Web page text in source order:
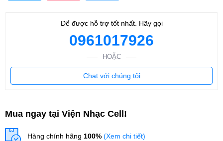
Để được hỗ trợ tốt nhất. Hãy gọi
0961017926
HOẶC
Chat với chúng tôi
Mua ngay tại Viện Nhạc Cell!
Hàng chính hãng 100% (Xem chi tiết)